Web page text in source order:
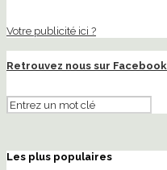
Votre publicité ici ?
Retrouvez nous sur Facebook
Les plus populaires